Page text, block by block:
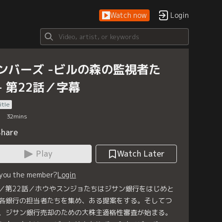
Watch now Login
バーズ -ビルの森の監視者た
第22話／字幕
32mins
Play
Watch Later
the member?Login
第22話／ホウやスンジョたちはジサン銀行をはじめと
銀行の担当者たちを集め、ある提案をする。そしてつ
ジサン銀行売却のための大株主適格性審査が始まる。